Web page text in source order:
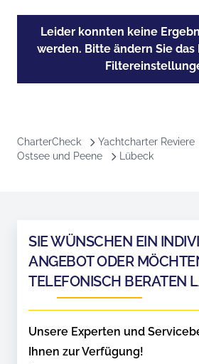
Leider konnten keine
werden. Bitte ändern Sie das
CharterCheck Yachtcharter Reviere
Ostsee und Peene
Lübeck
SIE WÜNSCHEN EIN
ANGEBOT ODER
TELEFONISCH BERATEN
Unsere Experten und
Ihnen zur Verfügung!